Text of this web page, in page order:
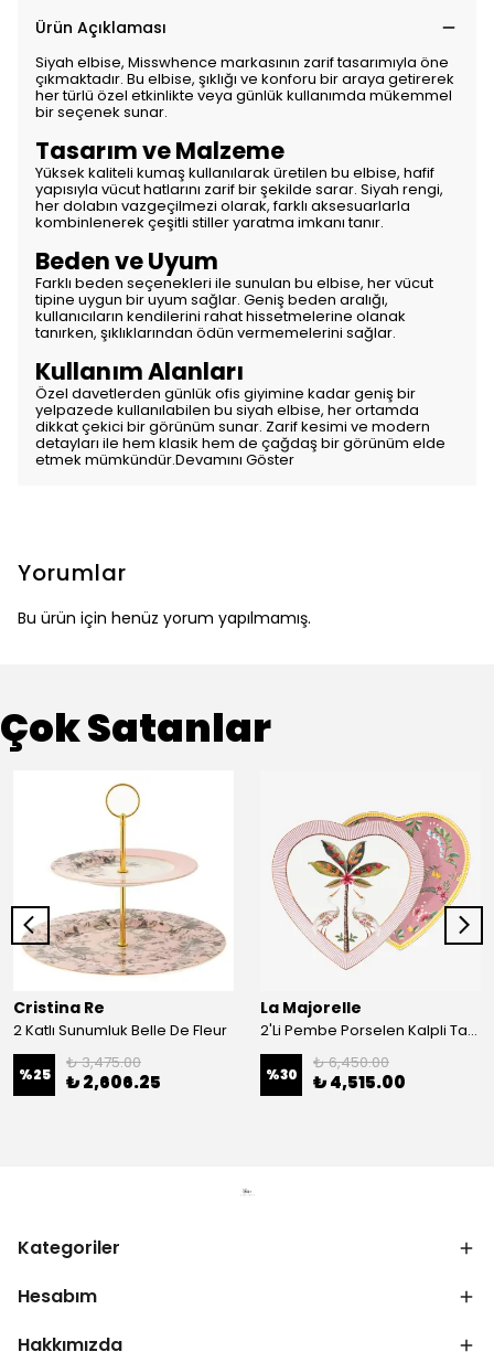
Ürün Açıklaması
Siyah elbise, Misswhence markasının zarif tasarımıyla öne
çıkmaktadır. Bu elbise, şıklığı ve konforu bir araya getirerek
her türlü özel etkinlikte veya günlük kullanımda mükemmel
bir seçenek sunar.
Tasarım ve Malzeme
Yüksek kaliteli kumaş kullanılarak üretilen bu elbise, hafif
yapısıyla vücut hatlarını zarif bir şekilde sarar. Siyah rengi,
her dolabın vazgeçilmezi olarak, farklı aksesuarlarla
kombinlenerek çeşitli stiller yaratma imkanı tanır.
Beden ve Uyum
Farklı beden seçenekleri ile sunulan bu elbise, her vücut
tipine uygun bir uyum sağlar. Geniş beden aralığı,
kullanıcıların kendilerini rahat hissetmelerine olanak
tanırken, şıklıklarından ödün vermemelerini sağlar.
Kullanım Alanları
Özel davetlerden günlük ofis giyimine kadar geniş bir
yelpazede kullanılabilen bu siyah elbise, her ortamda
dikkat çekici bir görünüm sunar. Zarif kesimi ve modern
detayları ile hem klasik hem de çağdaş bir görünüm elde
etmek mümkündür.Devamını Göster
Yorumlar
Bu ürün için henüz yorum yapılmamış.
Çok Satanlar
Cristina Re
2 Katlı Sunumluk Belle De Fleur
%25
₺ 3,475.00
₺ 2,606.25
La Majorelle
2'Li Pembe Porselen Kalpli Tabak 21,5 Cm La Majorelle
%30
₺ 6,450.00
₺ 4,515.00
Kategoriler
Hesabım
Hakkımızda